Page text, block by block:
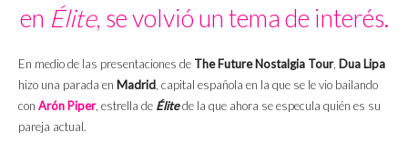
en Élite, se volvió un tema de interés.
En medio de las presentaciones de The Future Nostalgia Tour, Dua Lipa
hizo una parada en Madrid, capital española en la que se le vio bailando
con Arón Piper, estrella de Élitede la que ahora se especula quién es su
pareja actual.